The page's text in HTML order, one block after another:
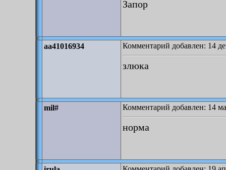
Запор
aa41016934 Комментарий добавлен: 14
злюка
mil# Комментарий добавлен: 14
норма